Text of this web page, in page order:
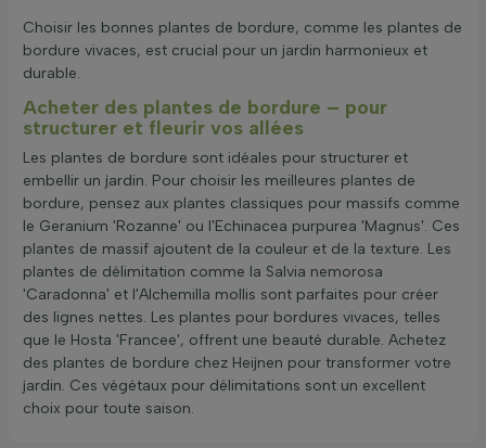
Choisir les bonnes plantes de bordure, comme les plantes de
bordure vivaces, est crucial pour un jardin harmonieux et
durable.
Acheter des plantes de bordure – pour
structurer et fleurir vos allées
Les plantes de bordure sont idéales pour structurer et
embellir un jardin. Pour choisir les meilleures plantes de
bordure, pensez aux plantes classiques pour massifs comme
le Geranium 'Rozanne' ou l'Echinacea purpurea 'Magnus'. Ces
plantes de massif ajoutent de la couleur et de la texture. Les
plantes de délimitation comme la Salvia nemorosa
'Caradonna' et l'Alchemilla mollis sont parfaites pour créer
des lignes nettes. Les plantes pour bordures vivaces, telles
que le Hosta 'Francee', offrent une beauté durable. Achetez
des plantes de bordure chez Heijnen pour transformer votre
jardin. Ces végétaux pour délimitations sont un excellent
choix pour toute saison.